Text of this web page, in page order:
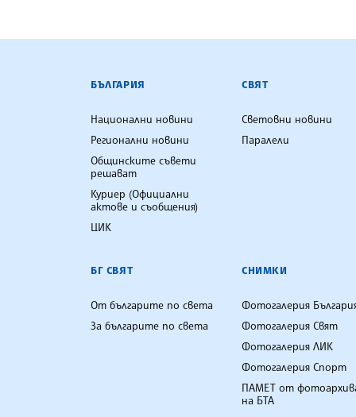
БЪЛГАРСКА ТЕЛЕГРАФНА
БЪЛГАРИЯ
Национални новини
Регионални новини
Общинските съвети
решават
Куриер (Официални
актове и съобщения)
ЦИК
СВЯТ
Световни новини
Паралели
БГ СВЯТ
От българите по света
За българите по света
СНИМКИ
Фотогалерия
Фотогалерия Свят
Фотогалерия ЛИК
Фотогалерия Спорт
ПАМЕТ от
на БТА